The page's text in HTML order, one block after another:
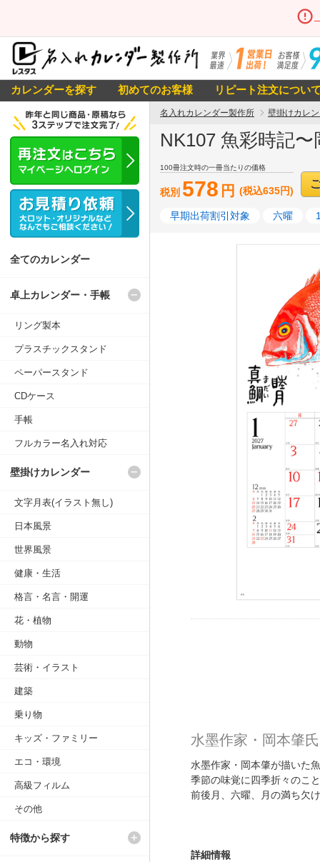
カレンダーを探す 初めてのお客様 リピート注文につい
名入れカレンダー製作所 壁掛けカレ
NK107 魚彩時記
100冊注文時の一冊当たりの価格
税別 578 円 (税込635円)
早期出荷割引対象 六曜
水墨作家・岡本肇
水墨作家・岡本肇が描いた
季節の味覚に四季折々のこ
前後月、六曜、月の満ち欠
詳細情報
全てのカレンダー
卓上カレンダー・手帳
リング製本
プラスチックスタンド
ペーパースタンド
CDケース
手帳
フルカラー名入れ対応
壁掛けカレンダー
文字月表(イラスト無し)
日本風景
世界風景
健康・生活
格言・名言・開運
花・植物
動物
芸術・イラスト
建築
乗り物
キッズ・ファミリー
エコ・環境
高級フィルム
その他
特徴から探す